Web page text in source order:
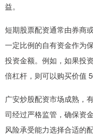
益。
短期股票配资通常由券商
一定比例的自有资金作为
投资金额。例如，如果投
倍杠杆，则可以购买价值
广安炒股配资市场成熟，
司经过严格监管，确保资
风险承受能力选择合适的